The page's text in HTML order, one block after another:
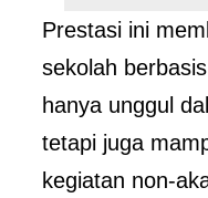
Prestasi ini
sekolah
hanya unggul
tetapi juga
kegiatan non-